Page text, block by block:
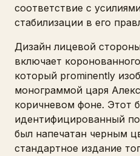
соответствие с
стабилизации в его
Дизайн лицевой
включает
который prominently
монограммой царя
коричневом фоне. Этот
идентифицированный
был напечатан черным
стандартное издание